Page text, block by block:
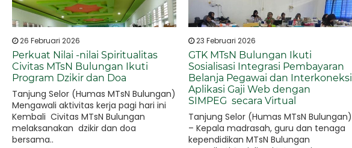
26 Februari 2026
Perkuat Nilai -nilai Spiritualitas
Civitas MTsN Bulungan Ikuti
Program Dzikir dan Doa
Tanjung Selor (Humas MTsN Bulungan)
Mengawali aktivitas kerja pagi hari ini
Kembali Civitas MTsN Bulungan
melaksanakan dzikir dan doa
bersama..
23 Februari 2026
GTK MTsN Bulungan Ikuti
Sosialisasi Integrasi Pembayaran
Belanja Pegawai dan Interkoneksi
Aplikasi Gaji Web dengan
SIMPEG secara Virtual
Tanjung Selor (Humas MTsN Bulungan)
– Kepala madrasah, guru dan tenaga
kependidikan MTsN Bulungan